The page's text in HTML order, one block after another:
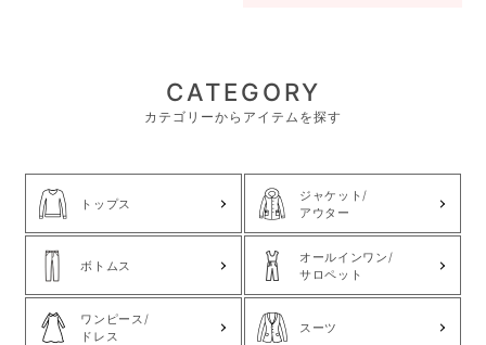
CATEGORY
カテゴリーからアイテムを探す
トップス
ジャケット/
アウター
ボトムス
オールインワン/
サロペット
ワンピース/
ドレス
スーツ